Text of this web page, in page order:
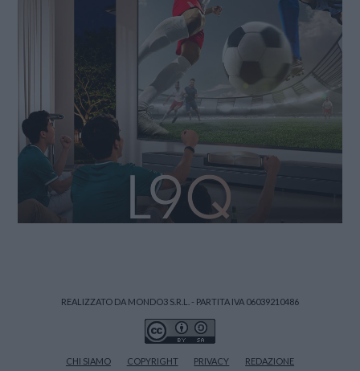
REALIZZATO DA MONDO3 S.R.L. - PARTITA IVA 06039210486
CHI SIAMO COPYRIGHT PRIVACY REDAZIONE